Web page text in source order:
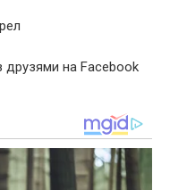
друзями на Facebook